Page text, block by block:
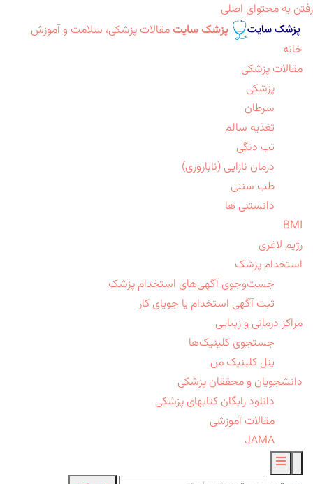
رفتن به محتوای اصلی
پزشک سایت مقالات پزشکی، سلامت و آموزش
خانه
مقالات پزشکی
پزشکی
سرطان
تغذیه سالم
تب دنگی
درمان نازایی (ناباروری)
طب سنتی
دانستنی ها
BMI
رژیم لاغری
استخدام پزشک
جست‌وجوی آگهی‌های استخدام پزشک
ثبت آگهی استخدام یا جویای کار
مراکز درمانی و زیبایی
جستجوی کلینیک‌ها
پنل کلینیک من
دانشجویان و محققان پزشکی
دانلود رایگان کتابهای پزشکی
مقالات آموزشی
JAMA